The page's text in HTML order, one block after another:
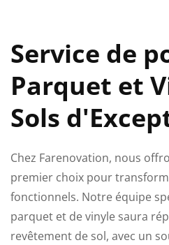
Service de
Parquet et
Sols
Chez Farenovation, nous
premier choix pour
fonctionnels. Notre équipe
parquet et de vinyle saura
revêtement de sol, avec un